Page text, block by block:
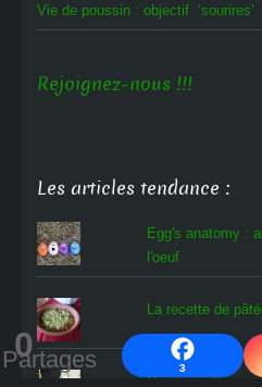
0
Partages 3
Vie de poussin : objectif ‘sourires’
Rejoignez-nous !!!
Les articles tendance :
Egg's anatomy :
l'oeuf
La recette de
Que faire d'un